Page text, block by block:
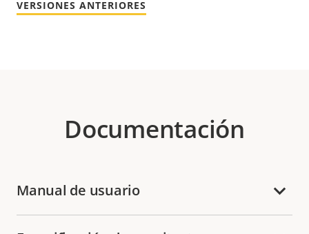
VERSIONES ANTERIORES
Documentación
Manual de usuario